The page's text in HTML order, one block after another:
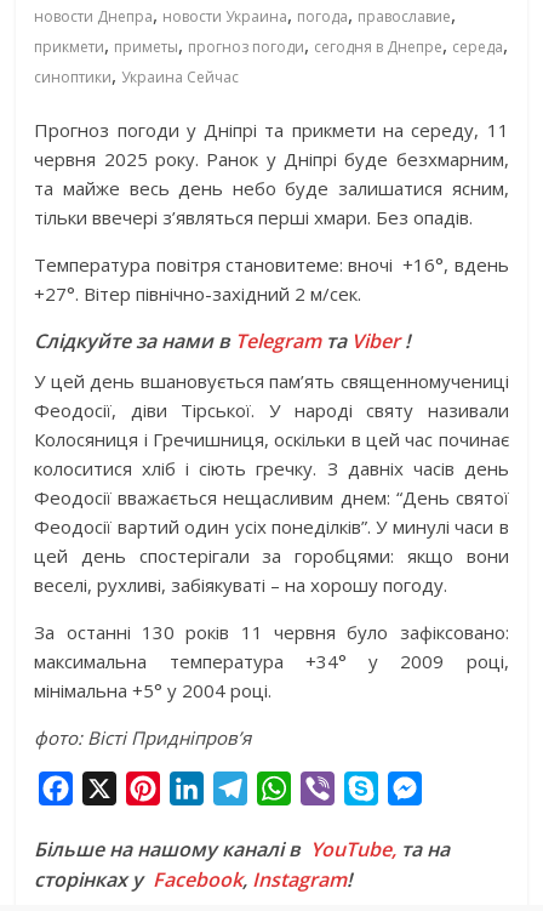
новости Днепра, новости Украина, погода, православие,
прикмети, приметы, прогноз погоди, сегодня в Днепре, середа,
синоптики, Украина Сейчас
Прогноз погоди у Дніпрі та прикмети на середу, 11
червня 2025 року. Ранок у Дніпрі буде безхмарним,
та майже весь день небо буде залишатися ясним,
тільки ввечері з’являться перші хмари. Без опадів.
Температура повітря становитеме: вночі +16°, вдень
+27°. Вітер північно-західний 2 м/сек.
Слідкуйте за нами в Telegramта Viber!
У цей день вшановується пам’ять священномучениці
Феодосії, діви Тірської. У народі святу називали
Колосяниця і Гречишниця, оскільки в цей час починає
колоситися хліб і сіють гречку. З давніх часів день
Феодосії вважається нещасливим днем: “День святої
Феодосії вартий один усіх понеділків”. У минулі часи в
цей день спостерігали за горобцями: якщо вони
веселі, рухливі, забіякуваті – на хорошу погоду.
За останні 130 років 11 червня було зафіксовано:
максимальна температура +34° у 2009 році,
мінімальна +5° у 2004 році.
фото: Вісті Придніпров’я
c
e
n
t
n
k
l
e
W
a
t
b
e
y
s
Більше на нашому каналі в YouTube, та на
сторінках у Facebook, Instagram!